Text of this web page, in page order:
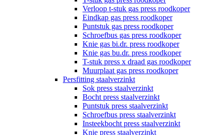
Verloop t-stuk gas press roodkoper
Eindkap gas press roodkoper
Puntstuk gas press roodkoper
Schroefbus gas press roodkoper
Knie gas bi.dr. press roodkoper
Knie gas bu.dr. press roodkoper
T-stuk press x draad gas roodkoper
Muurplaat gas press roodkoper
Persfitting staalverzinkt
Sok press staalverzinkt
Bocht press staalverzinkt
Puntstuk press staalverzinkt
Schroefbus press staalverzinkt
Insteekbocht press staalverzinkt
Knie press staalverzinkt